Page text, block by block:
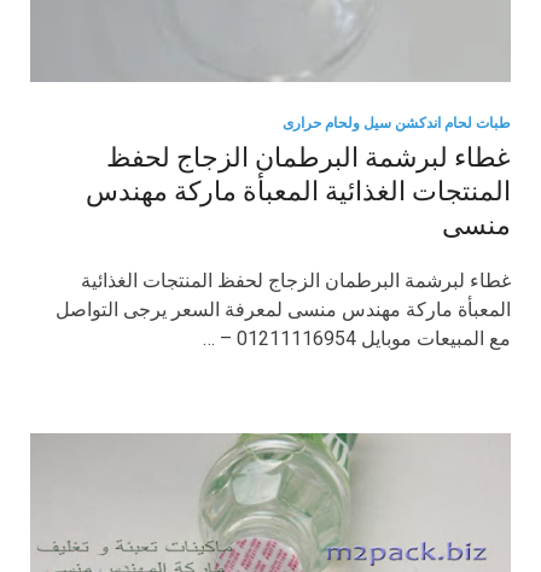
طبات لحام اندكشن سيل ولحام حرارى
غطاء لبرشمة البرطمان الزجاج لحفظ
المنتجات الغذائية المعبأة ماركة مهندس
منسى
غطاء لبرشمة البرطمان الزجاج لحفظ المنتجات الغذائية
المعبأة ماركة مهندس منسى لمعرفة السعر يرجى التواصل
مع المبيعات موبايل 01211116954 – …